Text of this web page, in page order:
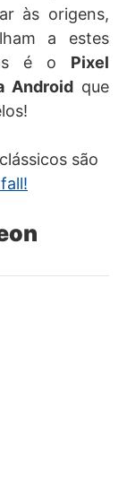
às origens,
a estes
é o Pixel
Android que
são